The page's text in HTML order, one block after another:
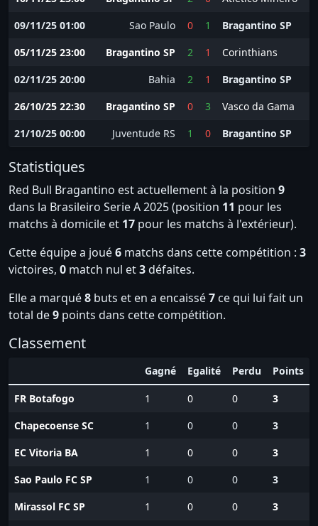
09/11/25 01:00
Sao Paulo 0 1
Bragantino SP
05/11/25 23:00
Bragantino SP 2 1
Corinthians
02/11/25 20:00
Bahia 2 1
Bragantino SP
26/10/25 22:30
Bragantino SP 0 3
Vasco da Gama
21/10/25 00:00
Juventude RS 1 0 Bragantino SP
Statistiques
Red Bull Bragantino est actuellement à la position 9
dans la Brasileiro Serie A 2025 (position 11 pour les
matchs à domicile et 17 pour les matchs à l'extérieur).
Cette équipe a joué6 matchs dans cette compétition : 3
victoires, 0 match nul et3défaites.
Elle a marqué8 buts et en a encaissé7 ce qui lui fait un
total de9 points dans cette compétition.
Classement
Gagné Egalité Perdu Points
FR Botafogo 1 0 0
3
Chapecoense SC
1 0 0
3
EC Vitoria BA
1 0 0
3
Sao Paulo FC SP
1 0 0
3
Mirassol FC SP
1 0 0
3